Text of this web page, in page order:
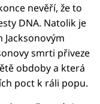
nevěří, že to
DNA. Natolik je
smrti přiveze
obdoby a která
poct k ráli popu.